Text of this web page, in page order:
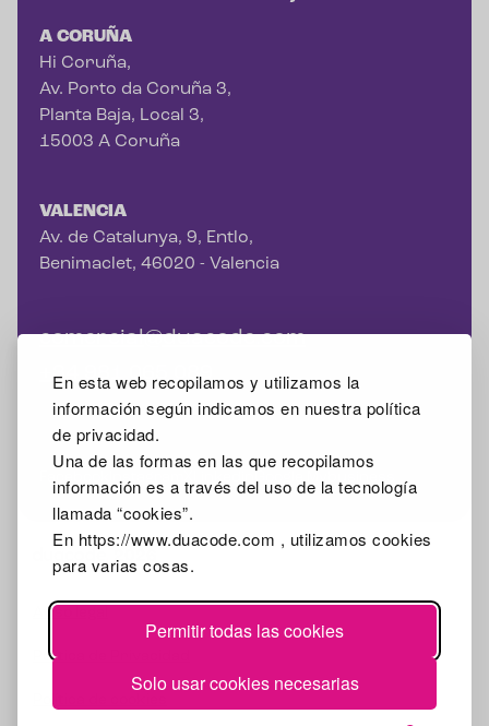
En esta web recopilamos y utilizamos la
información según indicamos en nuestra política
de privacidad.
Una de las formas en las que recopilamos
información es a través del uso de la tecnología
llamada “cookies”.
En https://www.duacode.com , utilizamos cookies
para varias cosas.
Permitir todas las cookies
Solo usar cookies necesarias
A CORUÑA
Hi Coruña,
Av. Porto da Coruña 3,
Planta Baja, Local 3,
15003 A Coruña
VALENCIA
Av. de Catalunya, 9, Entlo,
Benimaclet, 46020 - Valencia
comercial@duacode.com
+34 981 065 089
Facebook Instagram Linkedin Google Mybusiness
2026
Aviso legal
Política de Privacidad